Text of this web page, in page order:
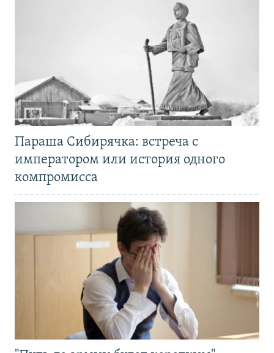
Параша Сибирячка: встреча с
императором или история одного
компромисса